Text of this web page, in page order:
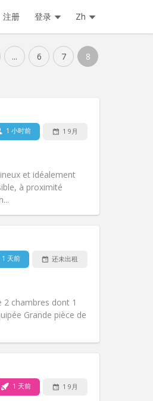
注册 登录 Zh
... 6 7 8
1 小时前 1 9月
et idéalement
à proximité
1 天前 还未出租
chambres dont 1
Grande pièce de
氛围
1 天前 1 9月